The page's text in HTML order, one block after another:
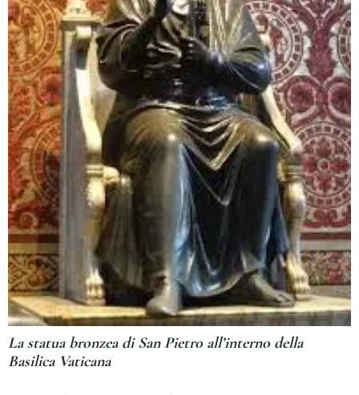
La statua bronzea di San Pietro all’interno della
Basilica Vaticana